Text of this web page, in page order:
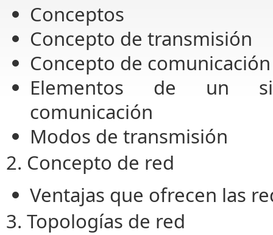
Conceptos
Concepto de transmisión
Concepto de comunicación
Elementos de un
comunicación
Modos de transmisión
2. Concepto de red
Ventajas que ofrecen las
3. Topologías de red